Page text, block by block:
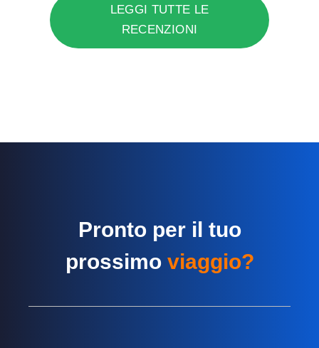
LEGGI TUTTE LE
RECENZIONI
Pronto per il tuo
prossimo viaggio?